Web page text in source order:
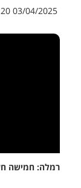
03/04/2025 16:20
רמלה: חמישה